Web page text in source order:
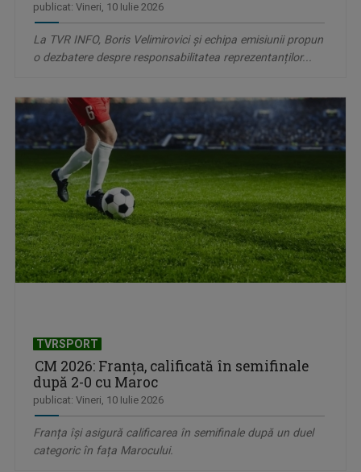
publicat: Vineri, 10 Iulie 2026
La TVR INFO, Boris Velimirovici și echipa emisiunii propun
o dezbatere despre responsabilitatea reprezentanților...
TVRSPORT
CM 2026: Franța, calificată în semifinale
după 2-0 cu Maroc
publicat: Vineri, 10 Iulie 2026
Franța își asigură calificarea în semifinale după un duel
categoric în fața Marocului.